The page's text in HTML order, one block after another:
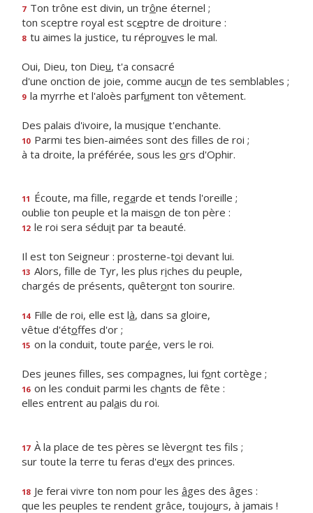
7 Ton trône est divin, un trône éternel ;
ton sceptre royal est sceptre de droiture :
8 tu aimes la justice, tu réprouves le mal.
Oui, Dieu, ton Dieu, t'a consacré
d'une onction de joie, comme aucun de tes semblables ;
9 la myrrhe et l'aloès parfument ton vêtement.
Des palais d'ivoire, la musique t'enchante.
10 Parmi tes bien-aimées sont des flles de roi ;
à ta droite, la préférée, sous les ors d'Ophir.
11 Écoute, ma fille, regarde et tends l'oreille ;
oublie ton peuple et la maison de ton père :
12 le roi sera séduit par ta beauté.
Il est ton Seigneur : prosterne-toi devant lui.
13 Alors, fille de Tyr, les plus riches du peuple,
chargés de présents, quêteront ton sourire.
14 Fille de roi, elle est là, dans sa gloire,
vêtue d'étoffes d'or ;
15 on la conduit, toute parée, vers le roi.
Des jeunes filles, ses compagnes, lui font cortège ;
16 on les conduit parmi les chants de fête :
elles entrent au palais du roi.
17 À la place de tes pères se lèveront tes fils ;
sur toute la terre tu feras d'eux des princes.
18 Je ferai vivre ton nom pour les âges des âges :
que les peuples te rendent grâce, toujours, à jamais !